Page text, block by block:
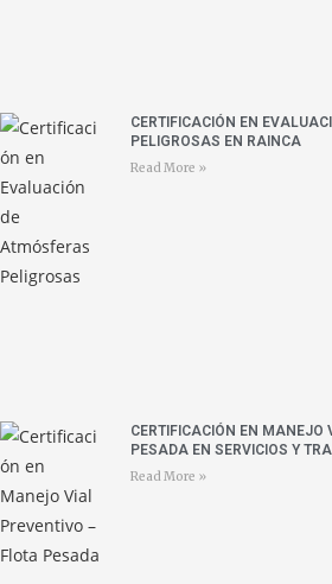
CERTIFICACIÓN EN
PELIGROSAS EN RAINCA
Read More »
CERTIFICACIÓN EN MANEJO
PESADA EN SERVICIOS Y
Read More »